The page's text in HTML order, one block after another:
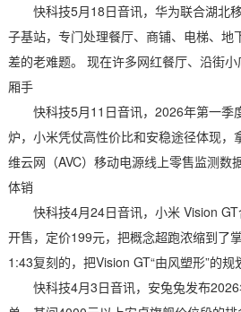
快科技5月18日音讯，华为联合湖北
子基站，专门处理餐厅、商铺、电梯、地
差的老难题。 现在许多网红餐厅、沿街
厢手
快科技5月11日音讯，2026年第一季
炉，小米凭仗高性价比和安稳途径体现，
维云网（AVC）移动电源线上零售监测数
体销
快科技4月24日音讯，小米 Vision GT
开售，定价199元，把概念超跑浓缩到了
1:43复刻的，把Vision GT“由风塑形”的规
快科技4月3日音讯，安兔兔发布2026